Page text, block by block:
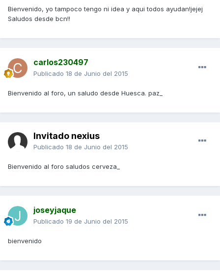
Bienvenido, yo tampoco tengo ni idea y aqui todos ayudan!jejej
Saludos desde bcn!!
carlos230497
Publicado 18 de Junio del 2015
Bienvenido al foro, un saludo desde Huesca. paz_
Invitado nexius
Publicado 18 de Junio del 2015
Bienvenido al foro saludos cerveza_
joseyjaque
Publicado 19 de Junio del 2015
bienvenido